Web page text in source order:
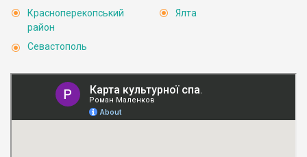
Красноперекопський
район
Севастополь
Ялта